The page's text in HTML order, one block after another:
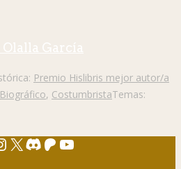
Olalla García
Premio Hislibris mejor autor/a
Biográfico, CostumbristaTemas:
X Discord
Patreon
YouTube